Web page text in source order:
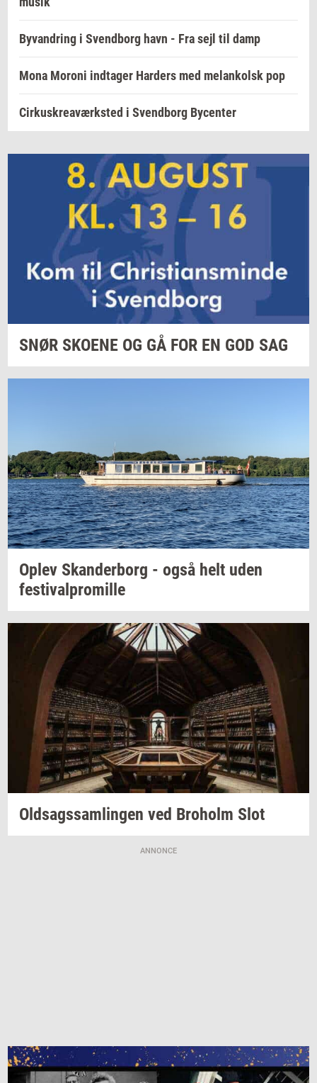
Byvandring i Svendborg havn - Fra sejl til damp
Mona Moroni indtager Harders med melankolsk pop
Cirkuskreaværksted i Svendborg Bycenter
SNØR SKO­E­NE OG GÅ FOR EN GOD SAG
Oplev Skan­der­borg - også helt uden
festi­val­pro­mil­le
Oldsags­sam­lin­gen ved Bro­holm Slot
ANNONCE